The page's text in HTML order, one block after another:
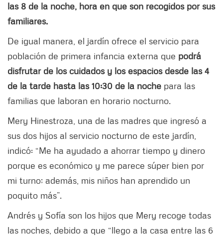
las 8 de la noche, hora en que son recogidos por sus
familiares.
De igual manera, el jardín ofrece el servicio para
población de primera infancia externa que podrá
disfrutar de los cuidados y los espacios desde las 4
de la tarde hasta las 10:30 de la noche para las
familias que laboran en horario nocturno.
Mery Hinestroza, una de las madres que ingresó a
sus dos hijos al servicio nocturno de este jardín,
indicó: “Me ha ayudado a ahorrar tiempo y dinero
porque es económico y me parece súper bien por
mi turno; además, mis niños han aprendido un
poquito más”.
Andrés y Sofía son los hijos que Mery recoge todas
las noches, debido a que “llego a la casa entre las 6